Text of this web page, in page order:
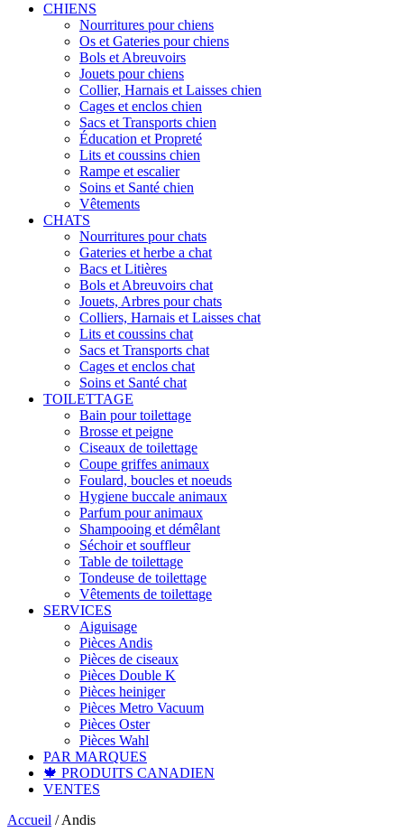
CHIENS
Nourritures pour chiens
Os et Gateries pour chiens
Bols et Abreuvoirs
Jouets pour chiens
Collier, Harnais et Laisses chien
Cages et enclos chien
Sacs et Transports chien
Éducation et Propreté
Lits et coussins chien
Rampe et escalier
Soins et Santé chien
Vêtements
CHATS
Nourritures pour chats
Gateries et herbe a chat
Bacs et Litières
Bols et Abreuvoirs chat
Jouets, Arbres pour chats
Colliers, Harnais et Laisses chat
Lits et coussins chat
Sacs et Transports chat
Cages et enclos chat
Soins et Santé chat
TOILETTAGE
Bain pour toilettage
Brosse et peigne
Ciseaux de toilettage
Coupe griffes animaux
Foulard, boucles et noeuds
Hygiene buccale animaux
Parfum pour animaux
Shampooing et démêlant
Séchoir et souffleur
Table de toilettage
Tondeuse de toilettage
Vêtements de toilettage
SERVICES
Aiguisage
Pièces Andis
Pièces de ciseaux
Pièces Double K
Pièces heiniger
Pièces Metro Vacuum
Pièces Oster
Pièces Wahl
PAR MARQUES
🍁 PRODUITS CANADIEN
VENTES
Accueil /Andis